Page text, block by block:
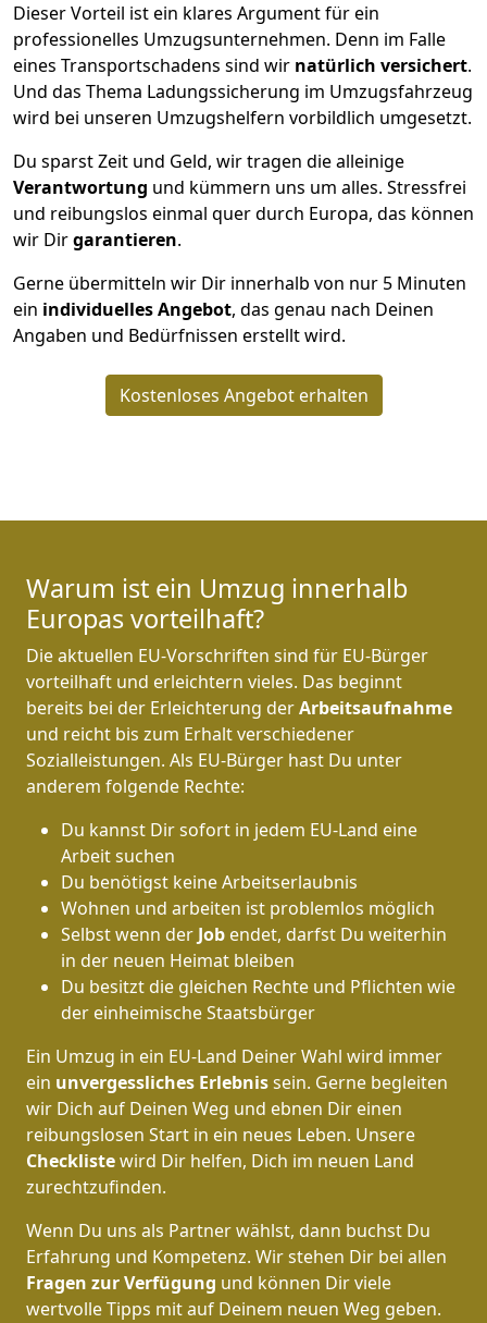
Dieser Vorteil ist ein klares Argument für ein
professionelles Umzugsunternehmen. Denn im Falle
eines Transportschadens sind wir natürlich versichert.
Und das Thema Ladungssicherung im Umzugsfahrzeug
wird bei unseren Umzugshelfern vorbildlich umgesetzt.
Du sparst Zeit und Geld, wir tragen die alleinige
Verantwortung und kümmern uns um alles. Stressfrei
und reibungslos einmal quer durch Europa, das können
wir Dirgarantieren.
Gerne übermitteln wir Dir innerhalb von nur 5 Minuten
ein individuelles Angebot, das genau nach Deinen
Angaben und Bedürfnissen erstellt wird.
Kostenloses Angebot erhalten
Warum ist ein Umzug innerhalb
Europas vorteilhaft?
Die aktuellen EU-Vorschriften sind für EU-Bürger
vorteilhaft und erleichtern vieles. Das beginnt
bereits bei der Erleichterung derArbeitsaufnahme
und reicht bis zum Erhalt verschiedener
Sozialleistungen. Als EU-Bürger hast Du unter
anderem folgende Rechte:
Du kannst Dir sofort in jedem EU-Land eine
Arbeit suchen
Du benötigst keine Arbeitserlaubnis
Wohnen und arbeiten ist problemlos möglich
Selbst wenn der Job endet, darfst Du weiterhin
in der neuen Heimat bleiben
Du besitzt die gleichen Rechte und Pflichten wie
der einheimische Staatsbürger
Ein Umzug in ein EU-Land Deiner Wahl wird immer
ein unvergessliches Erlebnissein. Gerne begleiten
wir Dich auf Deinen Weg und ebnen Dir einen
reibungslosen Start in ein neues Leben. Unsere
Checklistewird Dir helfen, Dich im neuen Land
zurechtzufinden.
Wenn Du uns als Partner wählst, dann buchst Du
Erfahrung und Kompetenz. Wir stehen Dir bei allen
Fragen zur Verfügung und können Dir viele
wertvolle Tipps mit auf Deinem neuen Weg geben.